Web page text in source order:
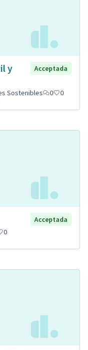
y
Acceptada
Sostenibles 0 0
Acceptada
0